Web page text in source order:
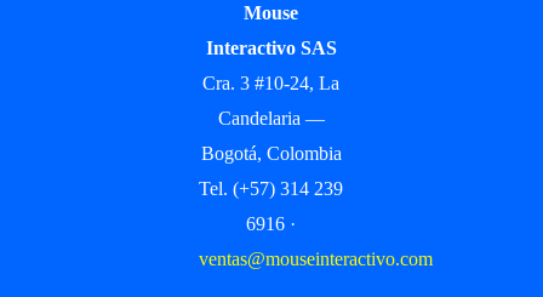
Mouse
Interactivo SAS
Cra. 3 #10-24, La
Candelaria —
Bogotá, Colombia
Tel. (+57) 314 239
6916 ·
ventas@mouseinteractivo.com